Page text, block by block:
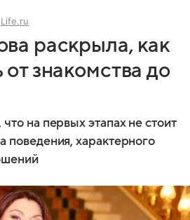
Life.ru
раскрыла, как
от знакомства до
на первых этапах не стоит
поведения, характерного